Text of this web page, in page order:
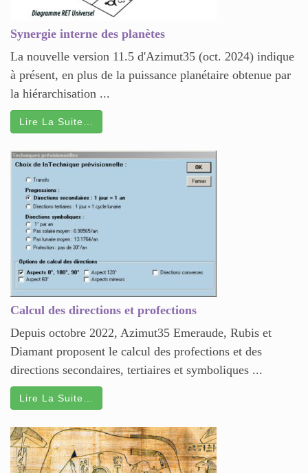
Synergie interne des planètes
La nouvelle version 11.5 d'Azimut35 (oct. 2024) indique
à présent, en plus de la puissance planétaire obtenue par
la hiérarchisation ...
Lire La Suite…
Calcul des directions et profections
Depuis octobre 2022, Azimut35 Emeraude, Rubis et
Diamant proposent le calcul des profections et des
directions secondaires, tertiaires et symboliques ...
Lire La Suite…